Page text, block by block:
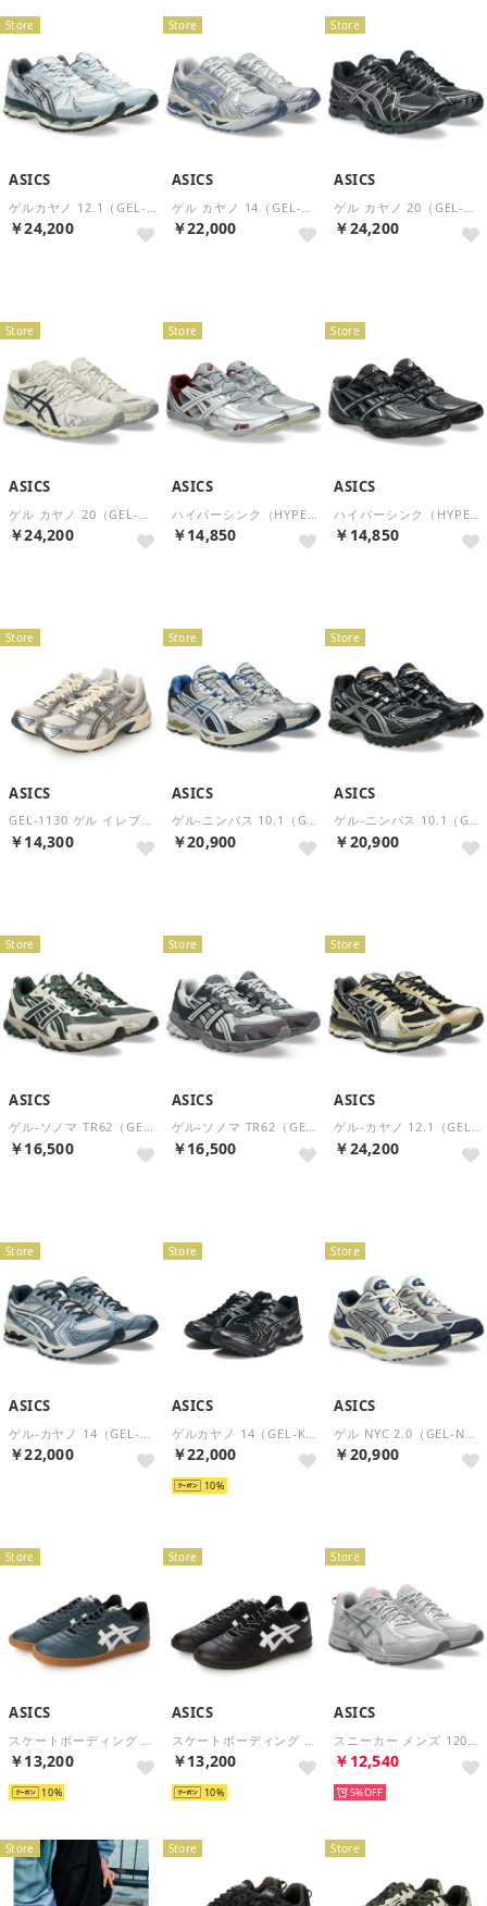
Store
ASICS
￥24,200
Store
ASICS
￥22,000
Store
ASICS
￥24,200
Store
ASICS
￥24,200
Store
ASICS
￥14,850
Store
ASICS
￥14,850
Store
ASICS
GEL-1130 ゲル イレブンサーティー 1203A609 （アイボリー）
￥14,300
Store
ASICS
ゲル-ニンバス 10.1（GEL-NIMBUS 10.1） （Cream/Polar Night）
￥20,900
Store
ASICS
ゲル-ニンバス 10.1（GEL-NIMBUS 10.1） （Black/Clay Grey）
￥20,900
Store
ASICS
ゲル-ソノマ TR62（GEL-SONOMA TR62） （Forest Night/Cream）
￥16,500
Store
ASICS
ゲル-ソノマ TR62（GEL-SONOMA TR62） （Concrete/Obsidian Grey）
￥16,500
Store
ASICS
ゲル-カヤノ 12.1（GEL-KAYANO 12.1） （Black/Obsidian Grey）
￥24,200
Store
ASICS
￥22,000
Store
ASICS
￥22,000
10
Store
ASICS
￥20,900
Store
ASICS
￥13,200
10
Store
ASICS
￥13,200
10
Store
ASICS
￥12,540
5%
Store Store Store